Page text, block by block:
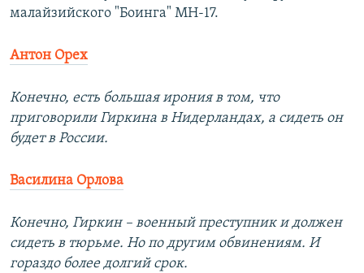
малайзийского "Боинга" MH-17.
Антон Орех
Конечно, есть большая ирония в том, что
приговорили Гиркина в Нидерландах, а сидеть он
будет в России.
Василина Орлова
Конечно, Гиркин – военный преступник и должен
сидеть в тюрьме. Но по другим обвинениям. И
гораздо более долгий срок.